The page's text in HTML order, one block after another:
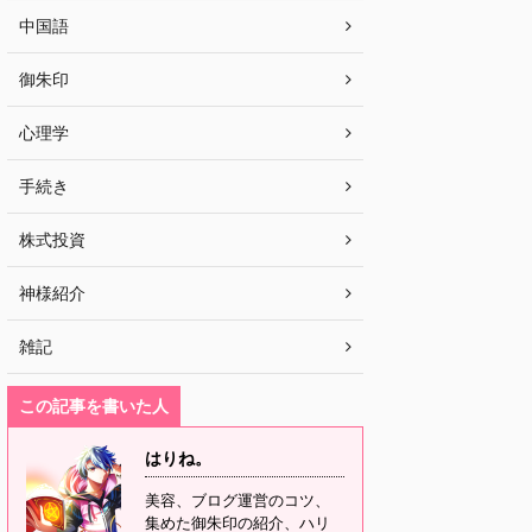
中国語
御朱印
心理学
手続き
株式投資
神様紹介
雑記
この記事を書いた人
はりね。
美容、ブログ運営のコツ、
集めた御朱印の紹介、ハリ